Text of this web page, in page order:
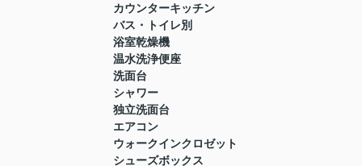
カウンターキッチン
バス・トイレ別
浴室乾燥機
温水洗浄便座
洗面台
シャワー
独立洗面台
エアコン
ウォークインクロゼット
シューズボックス